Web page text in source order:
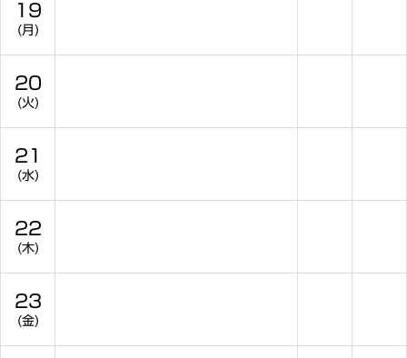
19
(月)
20
(火)
21
(水)
22
(木)
23
(金)